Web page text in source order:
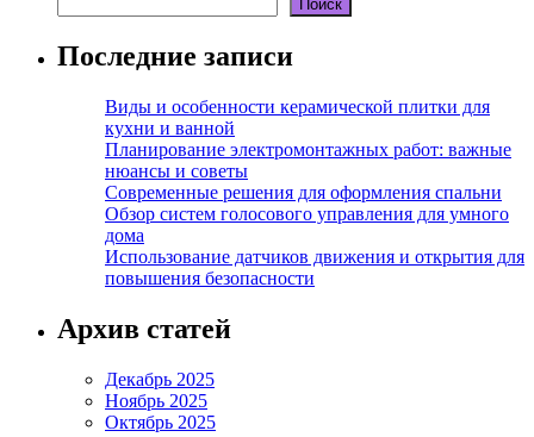
Поиск
Последние записи
Виды и особенности керамической плитки для
кухни и ванной
Планирование электромонтажных работ: важные
нюансы и советы
Современные решения для оформления спальни
Обзор систем голосового управления для умного
дома
Использование датчиков движения и открытия для
повышения безопасности
Архив статей
Декабрь 2025
Ноябрь 2025
Октябрь 2025